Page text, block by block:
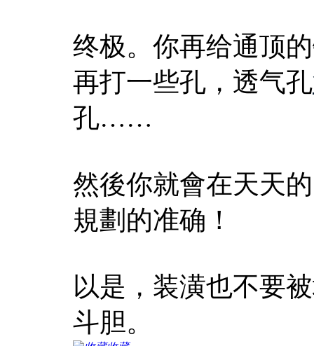
终极。你再给通顶
再打一些孔，透气孔
孔……
然後你就會在天天
規劃的准确！
以是，装潢也不要
斗胆。